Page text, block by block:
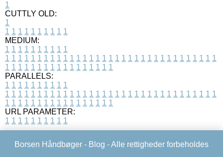
1
CUTTLY OLD:
1
1 1 1 1 1 1 1 1 1 1
MEDIUM:
1 1 1 1 1 1 1 1 1 1
1 1 1 1 1 1 1 1 1 1 1 1 1 1 1 1 1 1 1 1 1 1 1 1 1 1 1 1 1 1 1 1 1
1 1 1 1 1 1 1 1 1 1 1 1 1 1 1 1 1
PARALLELS:
1 1 1 1 1 1 1 1 1 1
1 1 1 1 1 1 1 1 1 1 1 1 1 1 1 1 1 1 1 1 1 1 1 1 1 1 1 1 1 1 1 1 1
1 1 1 1 1 1 1 1 1 1 1 1 1 1 1 1 1
URL PARAMETER:
1 1 1 1 1 1 1 1 1 1
Borsen Håndbøger - Blog - Alle rettigheder forbeholdes